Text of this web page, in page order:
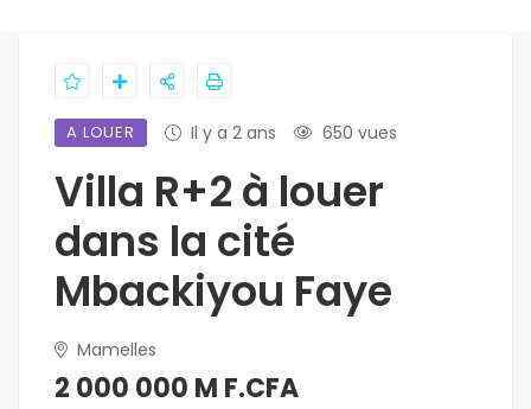
A LOUER Il y a 2 ans 650 vues
Villa R+2 à louer
dans la cité
Mbackiyou Faye
Mamelles
2 000 000 M F.CFA